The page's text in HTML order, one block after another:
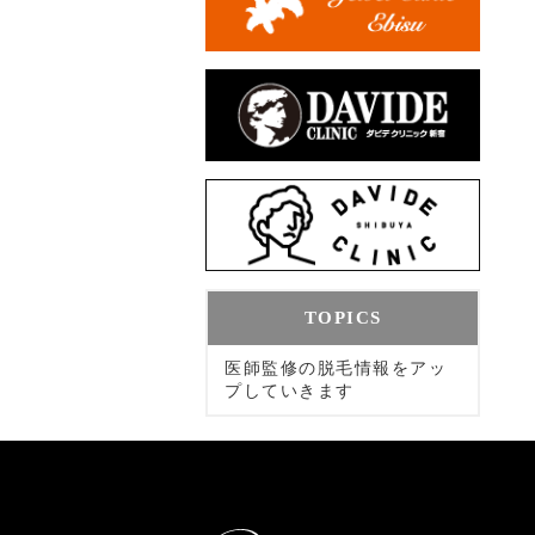
TOPICS
医師監修の脱毛情報をアッ
プしていきます